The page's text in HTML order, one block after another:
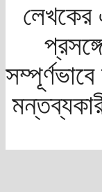
লেখকের